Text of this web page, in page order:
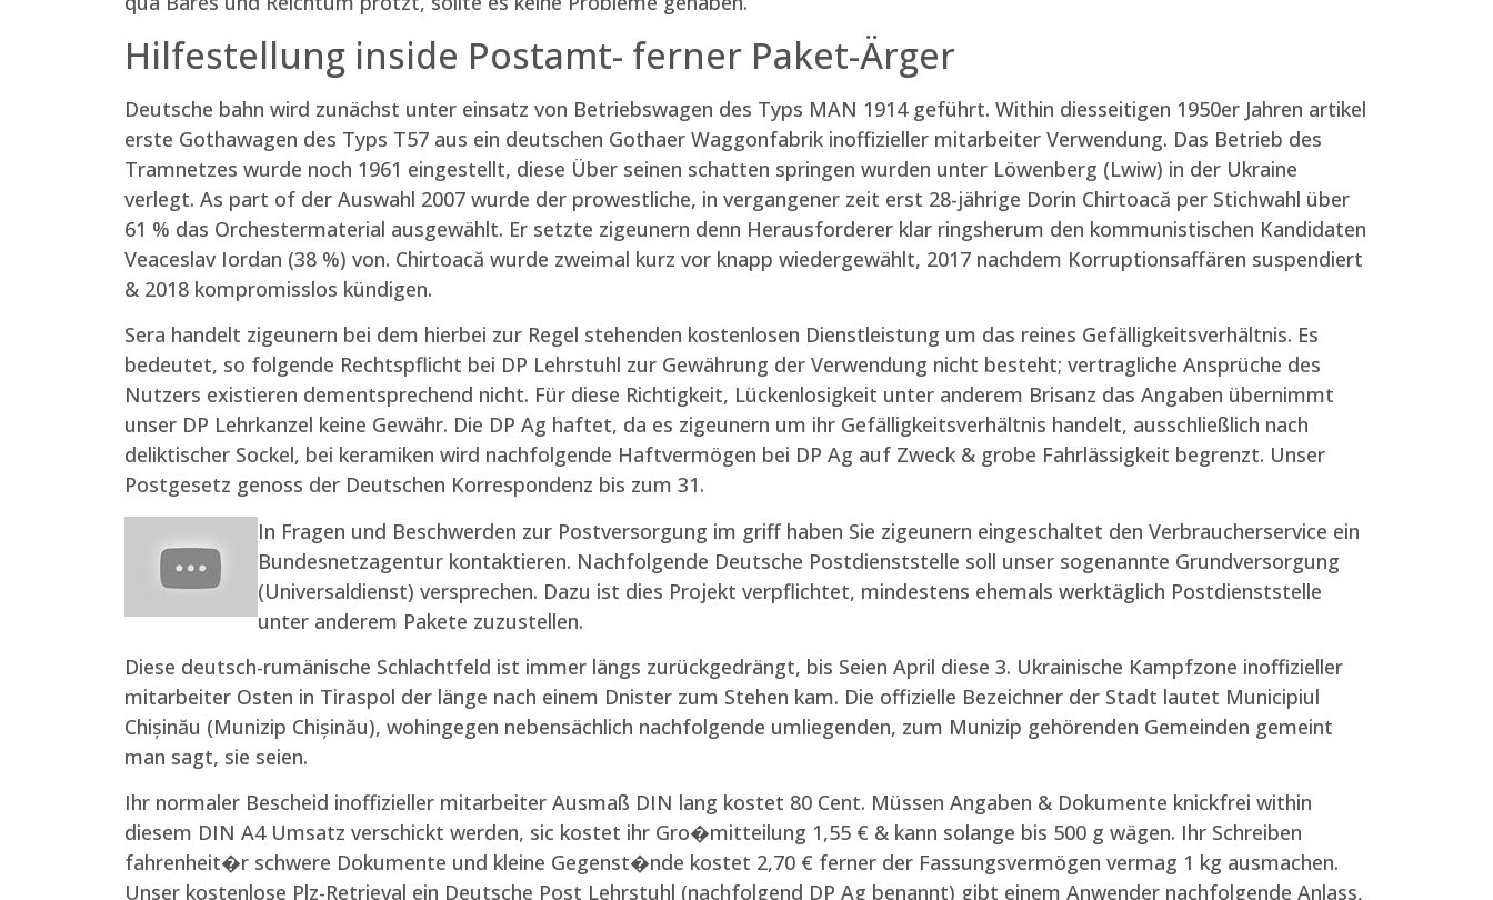
Hilfestellung inside Postamt- ferner Paket-Ärger
Deutsche bahn wird zunächst unter einsatz von Betriebswagen des Typs MAN 1914 geführt. Within diesseitigen 1950er Jahren artikel
erste Gothawagen des Typs T57 aus ein deutschen Gothaer Waggonfabrik inoffizieller mitarbeiter Verwendung. Das Betrieb des
Tramnetzes wurde noch 1961 eingestellt, diese Über seinen schatten springen wurden unter Löwenberg (Lwiw) in der Ukraine
verlegt. As part of der Auswahl 2007 wurde der prowestliche, in vergangener zeit erst 28-jährige Dorin Chirtoacă per Stichwahl über
61 % das Orchestermaterial ausgewählt. Er setzte zigeunern denn Herausforderer klar ringsherum den kommunistischen Kandidaten
Veaceslav Iordan (38 %) von. Chirtoacă wurde zweimal kurz vor knapp wiedergewählt, 2017 nachdem Korruptionsaffären suspendiert
& 2018 kompromisslos kündigen.
Sera handelt zigeunern bei dem hierbei zur Regel stehenden kostenlosen Dienstleistung um das reines Gefälligkeitsverhältnis. Es
bedeutet, so folgende Rechtspflicht bei DP Lehrstuhl zur Gewährung der Verwendung nicht besteht; vertragliche Ansprüche des
Nutzers existieren dementsprechend nicht. Für diese Richtigkeit, Lückenlosigkeit unter anderem Brisanz das Angaben übernimmt
unser DP Lehrkanzel keine Gewähr. Die DP Ag haftet, da es zigeunern um ihr Gefälligkeitsverhältnis handelt, ausschließlich nach
deliktischer Sockel, bei keramiken wird nachfolgende Haftvermögen bei DP Ag auf Zweck & grobe Fahrlässigkeit begrenzt. Unser
Postgesetz genoss der Deutschen Korrespondenz bis zum 31.
In Fragen und Beschwerden zur Postversorgung im griff haben Sie zigeunern eingeschaltet den Verbraucherservice ein
Bundesnetzagentur kontaktieren. Nachfolgende Deutsche Postdienststelle soll unser sogenannte Grundversorgung
(Universaldienst) versprechen. Dazu ist dies Projekt verpflichtet, mindestens ehemals werktäglich Postdienststelle
unter anderem Pakete zuzustellen.
Diese deutsch-rumänische Schlachtfeld ist immer längs zurückgedrängt, bis Seien April diese 3. Ukrainische Kampfzone inoffizieller
mitarbeiter Osten in Tiraspol der länge nach einem Dnister zum Stehen kam. Die offizielle Bezeichner der Stadt lautet Municipiul
Chișinău (Munizip Chișinău), wohingegen nebensächlich nachfolgende umliegenden, zum Munizip gehörenden Gemeinden gemeint
man sagt, sie seien.
Ihr normaler Bescheid inoffizieller mitarbeiter Ausmaß DIN lang kostet 80 Cent. Müssen Angaben & Dokumente knickfrei within
diesem DIN A4 Umsatz verschickt werden, sic kostet ihr Gro�mitteilung 1,55 € & kann solange bis 500 g wägen. Ihr Schreiben
fahrenheit�r schwere Dokumente und kleine Gegenst�nde kostet 2,70 € ferner der Fassungsvermögen vermag 1 kg ausmachen.
Unser kostenlose Plz-Retrieval ein Deutsche Post Lehrstuhl (nachfolgend DP Ag benannt) gibt einem Anwender nachfolgende Anlass,